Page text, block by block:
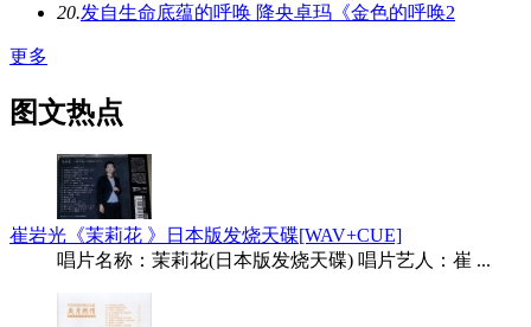
20.发自生命底蕴的呼唤 降央卓玛《金色的呼唤2
更多
图文热点
崔岩光《茉莉花 》日本版发烧天碟[WAV+CUE]
唱片名称：茉莉花(日本版发烧天碟) 唱片艺人：崔 ...